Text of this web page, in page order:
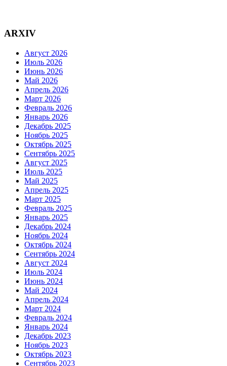
ARXIV
Август 2026
Июль 2026
Июнь 2026
Май 2026
Апрель 2026
Март 2026
Февраль 2026
Январь 2026
Декабрь 2025
Ноябрь 2025
Октябрь 2025
Сентябрь 2025
Август 2025
Июль 2025
Май 2025
Апрель 2025
Март 2025
Февраль 2025
Январь 2025
Декабрь 2024
Ноябрь 2024
Октябрь 2024
Сентябрь 2024
Август 2024
Июль 2024
Июнь 2024
Май 2024
Апрель 2024
Март 2024
Февраль 2024
Январь 2024
Декабрь 2023
Ноябрь 2023
Октябрь 2023
Сентябрь 2023